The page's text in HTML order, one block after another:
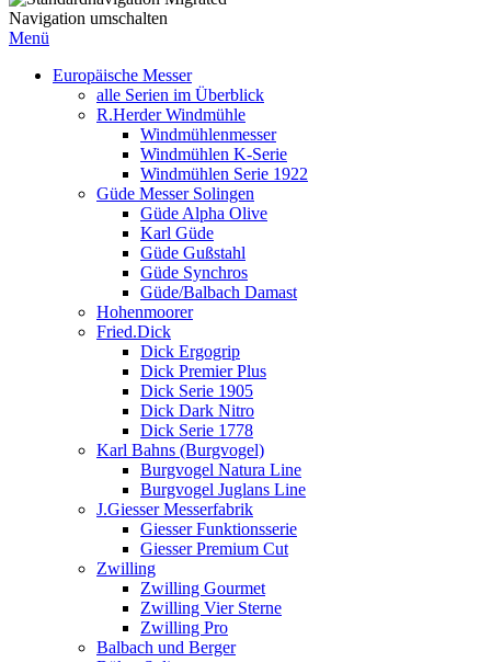
Navigation umschalten
Menü
Europäische Messer
alle Serien im Überblick
R.Herder Windmühle
Windmühlenmesser
Windmühlen K-Serie
Windmühlen Serie 1922
Güde Messer Solingen
Güde Alpha Olive
Karl Güde
Güde Gußstahl
Güde Synchros
Güde/Balbach Damast
Hohenmoorer
Fried.Dick
Dick Ergogrip
Dick Premier Plus
Dick Serie 1905
Dick Dark Nitro
Dick Serie 1778
Karl Bahns (Burgvogel)
Burgvogel Natura Line
Burgvogel Juglans Line
J.Giesser Messerfabrik
Giesser Funktionsserie
Giesser Premium Cut
Zwilling
Zwilling Gourmet
Zwilling Vier Sterne
Zwilling Pro
Balbach und Berger